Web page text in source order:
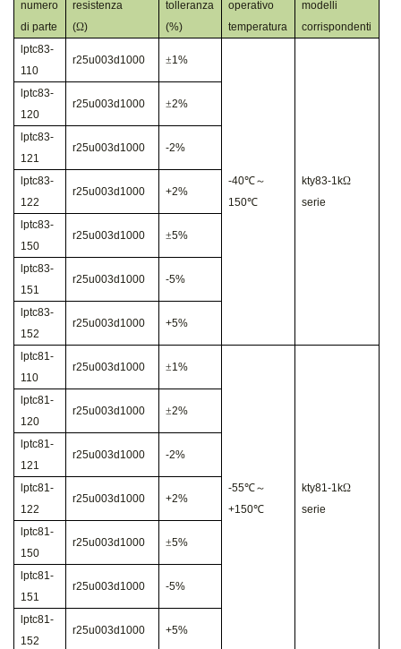
numero
di parte
resistenza
(Ω)
tolleranza
(%)
operativo
temperatura
modelli
corrispondenti
lptc83-
110
r25u003d1000 ±1%
-40℃～
150℃
kty83-1kΩ
serie
lptc83-
120
r25u003d1000 ±2%
lptc83-
121
r25u003d1000 -2%
lptc83-
122
r25u003d1000 +2%
lptc83-
150
r25u003d1000 ±5%
lptc83-
151
r25u003d1000 -5%
lptc83-
152
r25u003d1000 +5%
lptc81-
110
r25u003d1000 ±1%
-55℃～
+150℃
kty81-1kΩ
serie
lptc81-
120
r25u003d1000 ±2%
lptc81-
121
r25u003d1000 -2%
lptc81-
122
r25u003d1000 +2%
lptc81-
150
r25u003d1000 ±5%
lptc81-
151
r25u003d1000 -5%
lptc81-
152
r25u003d1000 +5%